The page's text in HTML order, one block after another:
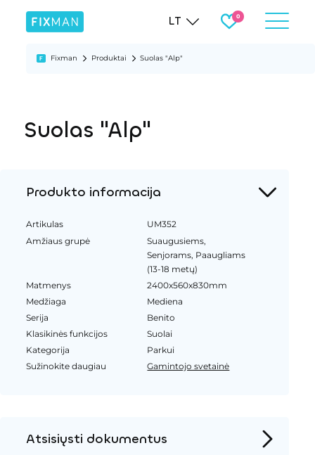
LT
Fixman Produktai Suolas "Alp"
Suolas "Alp"
Produkto informacija
Artikulas
UM352
Amžiaus grupė
Suaugusiems,
Senjorams, Paaugliams
(13-18 metų)
Matmenys
2400x560x830mm
Medžiaga
Mediena
Serija
Benito
Klasikinės funkcijos
Suolai
Kategorija
Parkui
Sužinokite daugiau
Gamintojo svetainė
Atsisiųsti dokumentus